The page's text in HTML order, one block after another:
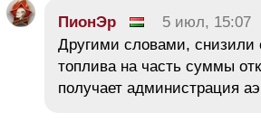
ПионЭр 5 июл, 15:07
Другими словами, снизили
топлива на часть суммы
получает администрация